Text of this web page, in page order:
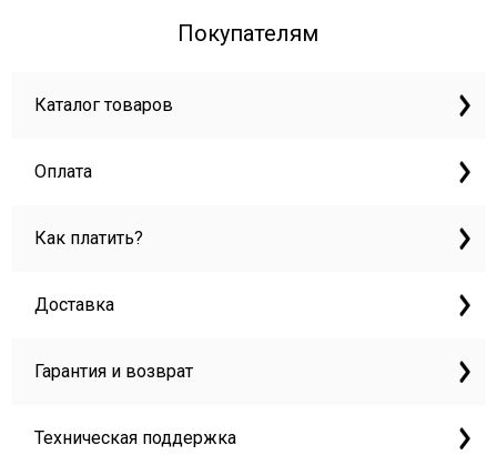
Покупателям
Каталог товаров
Оплата
Как платить?
Доставка
Гарантия и возврат
Техническая поддержка